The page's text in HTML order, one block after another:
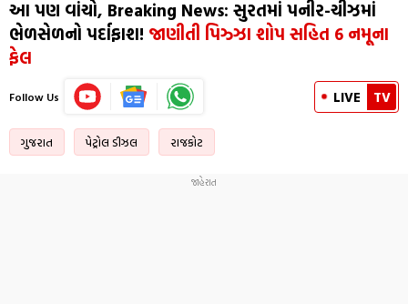
આ પણ વાંચો, Breaking News: સુરતમાં પનીર-ચીઝમાં
ભેળસેળનો પર્દાફાશ! જાણીતી પિઝ્ઝા શોપ સહિત 6 નમૂના
ફેલ
Follow Us LIVE TV
ગુજરાત પેટ્રોલ ડીઝલ રાજકોટ